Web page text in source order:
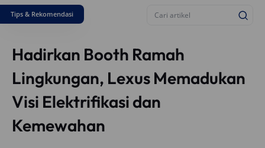
Tips & Rekomendasi
Hadirkan Booth Ramah
Lingkungan, Lexus Memadukan
Visi Elektrifikasi dan
Kemewahan